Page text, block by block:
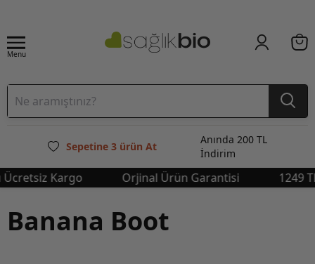
Menu
Sepetine 3 ürün At
Anında 200 TL
İndirim
Kargo Orjinal Ürün Garantisi 1249 TL
Banana Boot